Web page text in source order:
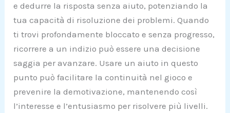
e dedurre la risposta senza aiuto, potenziando la
tua capacità di risoluzione dei problemi. Quando
ti trovi profondamente bloccato e senza progresso,
ricorrere a un indizio può essere una decisione
saggia per avanzare. Usare un aiuto in questo
punto può facilitare la continuità nel gioco e
prevenire la demotivazione, mantenendo così
l’interesse e l’entusiasmo per risolvere più livelli.